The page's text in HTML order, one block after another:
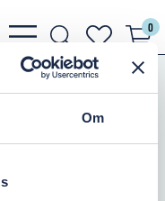
Om
bars
light
search
light
heart 0
Dykmotorer
1X230V